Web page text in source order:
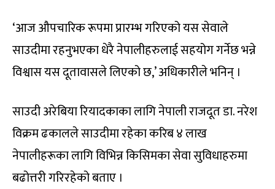
‘आज औपचारिक रूपमा प्रारम्भ गरिएको यस सेवाले
साउदीमा रहनुभएका धेरै नेपालीहरुलाई सहयोग गर्नेछ भन्ने
विश्वास यस दूतावासले लिएको छ,’ अधिकारीले भनिन् ।
साउदी अरेबिया रियादकाका लागि नेपाली राजदूत डा. नरेश
विक्रम ढकालले साउदीमा रहेका करिब ४ लाख
नेपालीहरूका लागि विभिन्न किसिमका सेवा सुविधाहरुमा
बढोत्तरी गरिरहेको बताए ।